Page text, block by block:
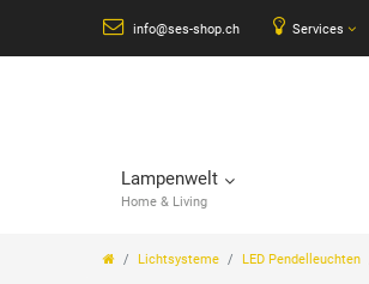
info@ses-shop.ch Services
Lampenwelt
Home & Living
Lichtsysteme LED Pendelleuchten